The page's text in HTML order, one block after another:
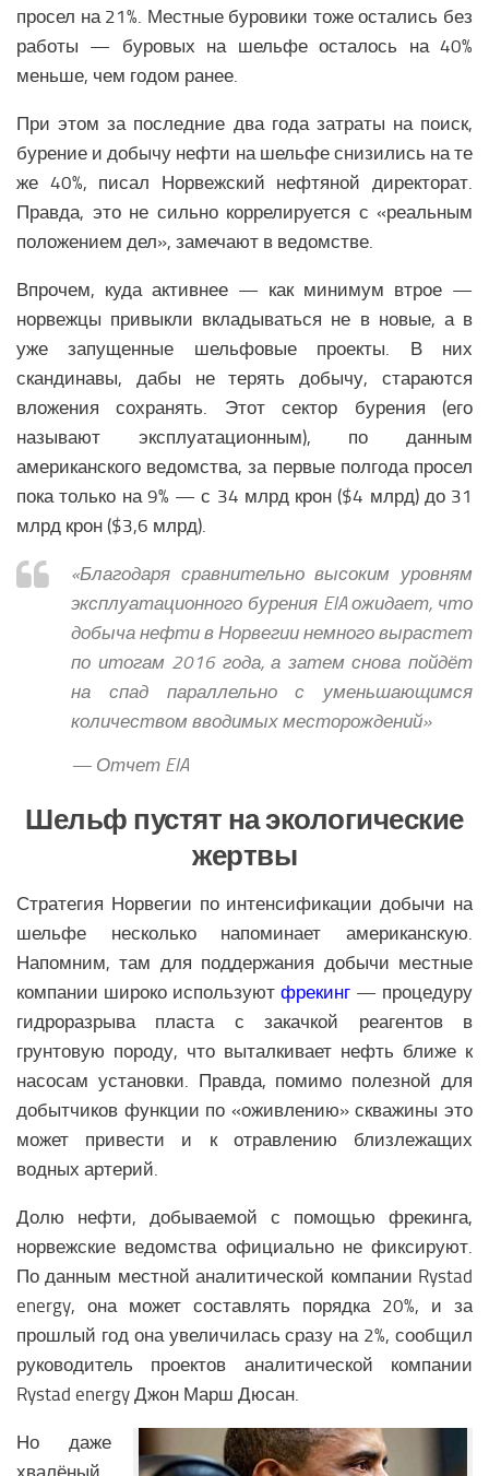
Здравоохранение СНГ
Наука СНГ
Образование СНГ
Общество СНГ
История СНГ
ЛАТИНСКАЯ АМЕРИКА
Аналитика Латинской Америки
Вооружение Латинской Америки
История Латинской Америки
Политика Латинской Америки
Экономика Латинской Америки
Климат Латинской Америки
Медицина Латинской Америки
Образование Латинской Америки
Наука Латинской Америки
Общество Латинской Америки
СЕВЕРНАЯ АМЕРИКА
Аналитика Северной Америки
История Северной Америки
Политика Северной Америки
Религия Северной Америки
Медицина Северной Америки
Образование Северной Америки
Общество Северной Америки
Экономика Северной Америки
АФРИКА
Аналитика Африки
История Африки
Религия в Африке
Экономика Африки
Климат Африки
Наука Африки
Медицина Африки
просел на 21%. Местные буровики тоже остались без
работы — буровых на шельфе осталось на 40%
меньше, чем годом ранее.
При этом за последние два года затраты на поиск,
бурение и добычу нефти на шельфе снизились на те
же 40%, писал Норвежский нефтяной директорат.
Правда, это не сильно коррелируется с «реальным
положением дел», замечают в ведомстве.
Впрочем, куда активнее — как минимум втрое —
норвежцы привыкли вкладываться не в новые, а в
уже запущенные шельфовые проекты. В них
скандинавы, дабы не терять добычу, стараются
вложения сохранять. Этот сектор бурения (его
называют эксплуатационным), по данным
американского ведомства, за первые полгода просел
пока только на 9% — с 34 млрд крон ($4 млрд) до 31
млрд крон ($3,6 млрд).
«Благодаря сравнительно высоким уровням
эксплуатационного бурения EIA ожидает, что
добыча нефти в Норвегии немного вырастет
по итогам 2016 года, а затем снова пойдёт
на спад параллельно с уменьшающимся
количеством вводимых месторождений»
— Отчет EIA
Шельф пустят на экологические
жертвы
Стратегия Норвегии по интенсификации добычи на
шельфе несколько напоминает американскую.
Напомним, там для поддержания добычи местные
компании широко используют фрекинг — процедуру
гидроразрыва пласта с закачкой реагентов в
грунтовую породу, что выталкивает нефть ближе к
насосам установки. Правда, помимо полезной для
добытчиков функции по «оживлению» скважины это
может привести и к отравлению близлежащих
водных артерий.
Долю нефти, добываемой с помощью фрекинга,
норвежские ведомства официально не фиксируют.
По данным местной аналитической компании Rystad
energy, она может составлять порядка 20%, и за
прошлый год она увеличилась сразу на 2%, сообщил
руководитель проектов аналитической компании
Rystad energy Джон Марш Дюсан.
Но даже
хвалёный